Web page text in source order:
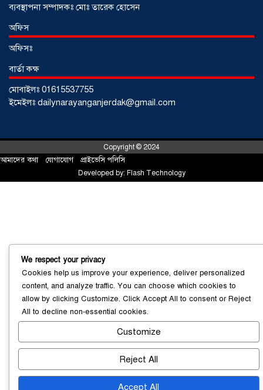
আড়াইহাজারে জেলেদের জালে উঠে এলো
শর্টগান
সোনারগাঁয়ে ৬৮ পিস ইয়াবাসহ নারী মাদক
ব্যবসায়ী গ্রেফতার
সোনারগাঁয়ে পরিত্যক্ত উন্নয়ন প্রকল্প:
ব্যবস্থাপনা সম্পাদকঃ মোঃ তারেক হোসেন
অফিস
অফিসঃ
বার্তা কক্ষ
মোবাইলঃ 01615537755
ইমেইলঃ dailynarayanganjerdak@gmail.com
Copyright © 2024
আমাদের কথা যোগাযোগ প্রাইভেসি পলিসি
Developed by: Flash Technology
We respect your privacy
Cookies help us improve your experience, deliver personalized
content, and analyze traffic. You can choose which cookies to
allow by clicking Customize. Click Accept All to consent orReject
All to decline non-essential cookies.
Customize
Reject All
Accept All